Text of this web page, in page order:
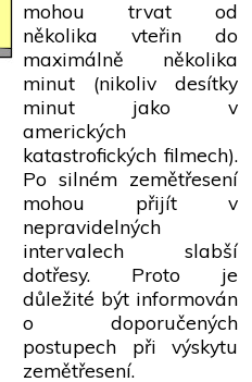
mohou trvat od
několika vteřin do
maximálně několika
minut (nikoliv desítky
minut jako v
amerických
katastrofických filmech).
Po silném zemětřesení
mohou přijít v
nepravidelných
intervalech slabší
dotřesy. Proto je
důležité být informován
o doporučených
postupech při výskytu
zemětřesení.